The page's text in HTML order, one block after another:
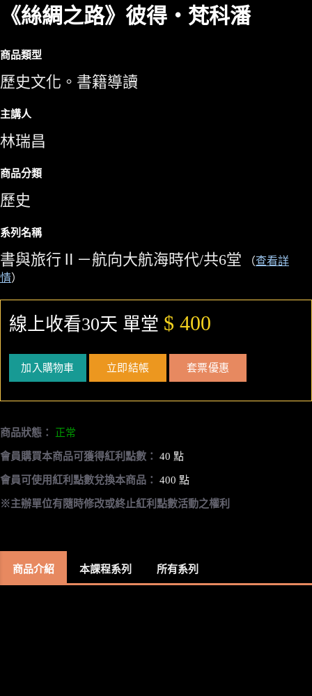
《絲綢之路》彼得・梵科潘
商品類型
歷史文化。書籍導讀
主講人
林瑞昌
商品分類
歷史
系列名稱
書與旅行Ⅱ－航向大航海時代/共6堂 （查看詳
情）
線上收看30天 單堂 $ 400
加入購物車 立即結帳 套票優惠
商品狀態： 正常
會員購買本商品可獲得紅利點數： 40 點
會員可使用紅利點數兌換本商品： 400 點
※主辦單位有隨時修改或終止紅利點數活動之權利
商品介紹 本課程系列 所有系列